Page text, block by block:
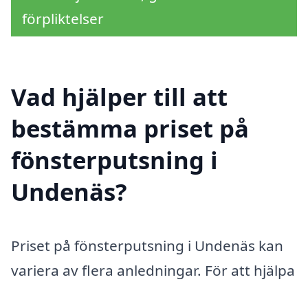
förpliktelser
Vad hjälper till att
bestämma priset på
fönsterputsning i
Undenäs?
Priset på fönsterputsning i Undenäs kan
variera av flera anledningar. För att hjälpa